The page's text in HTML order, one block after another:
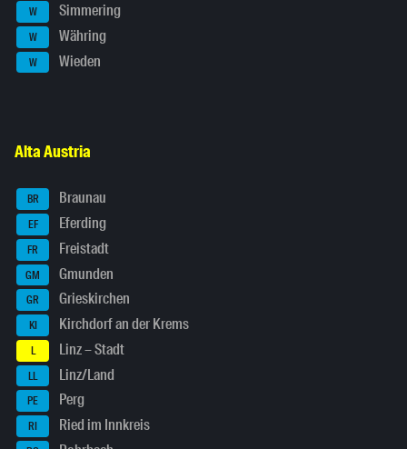
W Simmering
W Währing
W Wieden
Alta Austria
BR Braunau
EF Eferding
FR Freistadt
GM Gmunden
GR Grieskirchen
KI Kirchdorf an der Krems
L Linz – Stadt
LL Linz/Land
PE Perg
RI Ried im Innkreis